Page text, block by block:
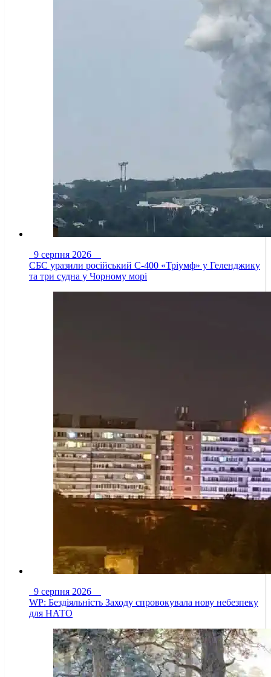
9 серпня 2026
СБС уразили російський С-400 «Тріумф» у Геленджику
та три судна у Чорному морі
9 серпня 2026
WP: Бездіяльність Заходу спровокувала нову небезпеку
для НАТО